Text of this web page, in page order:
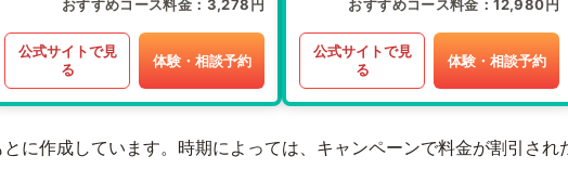
おすすめコース料金 3,278円
公式サイトで見
る
体験・相談予約
おすすめコース料金 12,980円
公式サイトで見
る
体験・相談予約
に作成しています。時期によっては、キャンペーンで料金が割引され